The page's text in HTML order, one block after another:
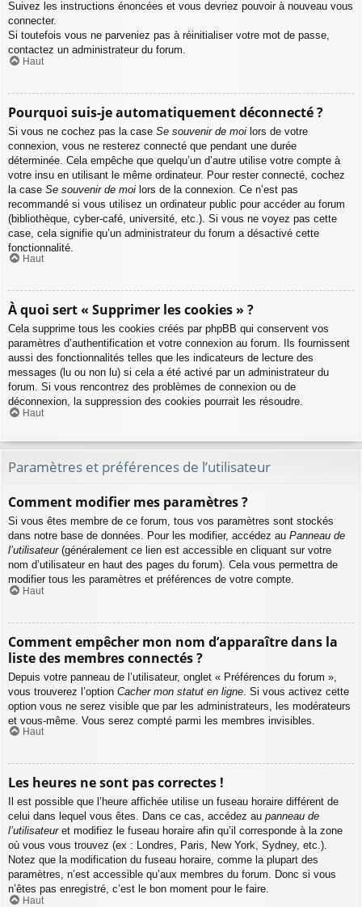
Suivez les instructions énoncées et vous devriez pouvoir à nouveau vous
connecter.
Si toutefois vous ne parveniez pas à réinitialiser votre mot de passe,
contactez un administrateur du forum.
Haut
Pourquoi suis-je automatiquement déconnecté ?
Si vous ne cochez pas la case Se souvenir de moi lors de votre
connexion, vous ne resterez connecté que pendant une durée
déterminée. Cela empêche que quelqu’un d’autre utilise votre compte à
votre insu en utilisant le même ordinateur. Pour rester connecté, cochez
la case Se souvenir de moi lors de la connexion. Ce n’est pas
recommandé si vous utilisez un ordinateur public pour accéder au forum
(bibliothèque, cyber-café, université, etc.). Si vous ne voyez pas cette
case, cela signifie qu’un administrateur du forum a désactivé cette
fonctionnalité.
Haut
À quoi sert « Supprimer les cookies » ?
Cela supprime tous les cookies créés par phpBB qui conservent vos
paramètres d’authentification et votre connexion au forum. Ils fournissent
aussi des fonctionnalités telles que les indicateurs de lecture des
messages (lu ou non lu) si cela a été activé par un administrateur du
forum. Si vous rencontrez des problèmes de connexion ou de
déconnexion, la suppression des cookies pourrait les résoudre.
Haut
Paramètres et préférences de l’utilisateur
Comment modifier mes paramètres ?
Si vous êtes membre de ce forum, tous vos paramètres sont stockés
dans notre base de données. Pour les modifier, accédez au Panneau de
l’utilisateur(généralement ce lien est accessible en cliquant sur votre
nom d’utilisateur en haut des pages du forum). Cela vous permettra de
modifier tous les paramètres et préférences de votre compte.
Haut
Comment empêcher mon nom d’apparaître dans la
liste des membres connectés ?
Depuis votre panneau de l’utilisateur, onglet « Préférences du forum »,
vous trouverez l’option Cacher mon statut en ligne . Si vous activez cette
option vous ne serez visible que par les administrateurs, les modérateurs
et vous-même. Vous serez compté parmi les membres invisibles.
Haut
Les heures ne sont pas correctes !
Il est possible que l’heure affichée utilise un fuseau horaire différent de
celui dans lequel vous êtes. Dans ce cas, accédez au panneau de
l’utilisateuret modifiez le fuseau horaire afin qu’il corresponde à la zone
où vous vous trouvez (ex : Londres, Paris, New York, Sydney, etc.).
Notez que la modification du fuseau horaire, comme la plupart des
paramètres, n’est accessible qu’aux membres du forum. Donc si vous
n’êtes pas enregistré, c’est le bon moment pour le faire.
Haut